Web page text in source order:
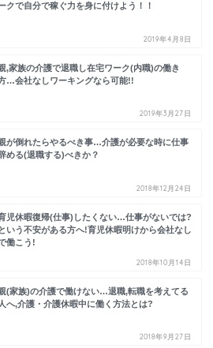
クで自分で稼ぐ力を身に付けよう！！
2019年4月8日
,家族の介護で退職し在宅ワーク(内職)の働き
…会社なしワーキングなら可能!!
2019年3月27日
が倒れたらやるべき事…介護が必要な時に仕事
める(退職する)べきか？
2018年12月24日
児休暇復帰(仕事)したくない…仕事がないでは?
という不安がある方へ!育児休暇明けから会社なし
働こう!
2018年10月14日
(家族)の介護で働けない…退職,転職を考えてる
人へ,介護・介護休暇中に働く方法とは?
2018年9月27日